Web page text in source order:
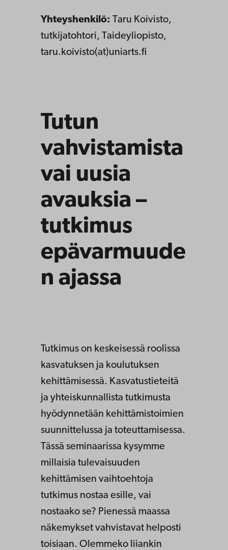
Yhteyshenkilö: Taru Koivisto,
tutkijatohtori, Taideyliopisto,
taru.koivisto(at)uniarts.fi
Tutun
vahvistamista
vai uusia
avauksia –
tutkimus
epävarmuude
n ajassa
Tutkimus on keskeisessä roolissa
kasvatuksen ja koulutuksen
kehittämisessä. Kasvatustieteitä
ja yhteiskunnallista tutkimusta
hyödynnetään kehittämistoimien
suunnittelussa ja toteuttamisessa.
Tässä seminaarissa kysymme
millaisia tulevaisuuden
kehittämisen vaihtoehtoja
tutkimus nostaa esille, vai
nostaako se? Pienessä maassa
näkemykset vahvistavat helposti
toisiaan. Olemmeko liiankin